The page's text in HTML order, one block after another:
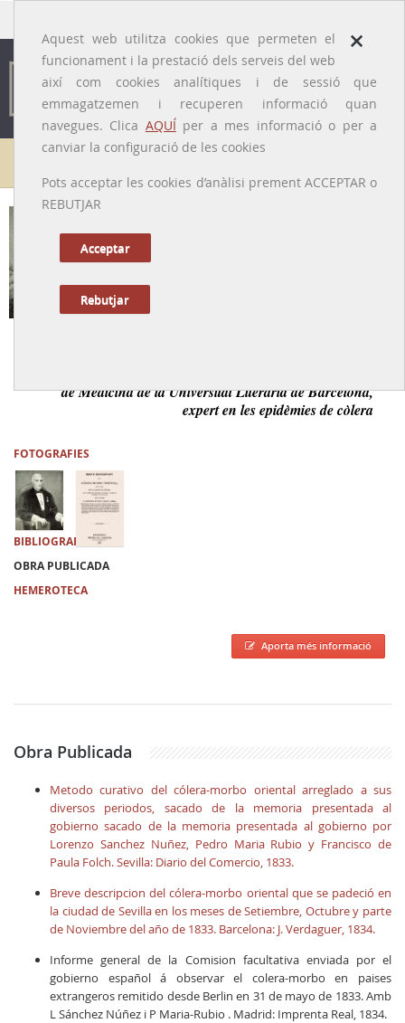
×
Aquest web utilitza cookies que permeten el
funcionament i la prestació dels serveis del web
així com cookies analítiques i de sessió que
emmagatzemen i recuperen informació quan
navegues. Clica AQUÍper a mes informació o per a
canviar la configuració de les cookies
Pots acceptar les cookies d’anàlisi prement ACCEPTAR o
REBUTJAR
Acceptar
Rebutjar
Galeria de metges
de Medicina de la Universitat Literària de Barcelona,
expert en les epidèmies de còlera
FOTOGRAFIES
BIBLIOGRAFIA
OBRA PUBLICADA
HEMEROTECA
Aporta més informació
Obra Publicada
Metodo curativo del cólera-morbo oriental arreglado a sus
diversos periodos, sacado de la memoria presentada al
gobierno sacado de la memoria presentada al gobierno por
Lorenzo Sanchez Nuñez, Pedro Maria Rubio y Francisco de
Paula Folch. Sevilla: Diario del Comercio, 1833.
Breve descripcion del cólera-morbo oriental que se padeció en
la ciudad de Sevilla en los meses de Setiembre, Octubre y parte
de Noviembre del año de 1833. Barcelona: J. Verdaguer, 1834.
Informe general de la Comision facultativa enviada por el
gobierno español á observar el colera-morbo en paises
extrangeros remitido desde Berlin en 31 de mayo de 1833. Amb
L Sánchez Núñez i P Maria-Rubio . Madrid: Imprenta Real, 1834.